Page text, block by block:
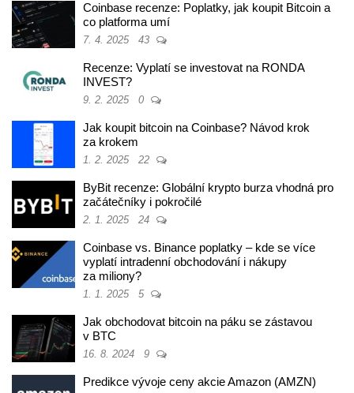
Coinbase recenze: Poplatky, jak koupit Bitcoin a
co platforma umí
7. 4. 2025 43
Recenze: Vyplatí se investovat na RONDA
INVEST?
9. 2. 2025 0
Jak koupit bitcoin na Coinbase? Návod krok
za krokem
1. 2. 2025 22
ByBit recenze: Globální krypto burza vhodná pro
začátečníky i pokročilé
2. 1. 2025 24
Coinbase vs. Binance poplatky – kde se více
vyplatí intradenní obchodování i nákupy
za miliony?
1. 1. 2025 5
Jak obchodovat bitcoin na páku se zástavou
v BTC
16. 8. 2024 9
Predikce vývoje ceny akcie Amazon (AMZN)